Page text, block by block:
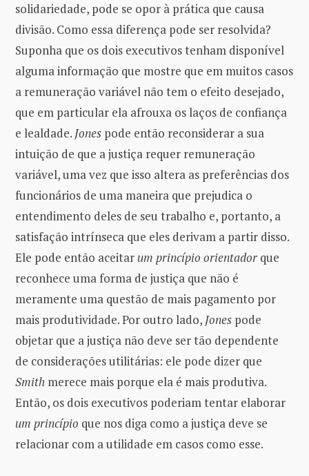
solidariedade, pode se opor à prática que causa
divisão. Como essa diferença pode ser resolvida?
Suponha que os dois executivos tenham disponível
alguma informação que mostre que em muitos casos
a remuneração variável não tem o efeito desejado,
que em particular ela afrouxa os laços de confiança
e lealdade. Jones pode então reconsiderar a sua
intuição de que a justiça requer remuneração
variável, uma vez que isso altera as preferências dos
funcionários de uma maneira que prejudica o
entendimento deles de seu trabalho e, portanto, a
satisfação intrínseca que eles derivam a partir disso.
Ele pode então aceitar um princípio orientador que
reconhece uma forma de justiça que não é
meramente uma questão de mais pagamento por
mais produtividade. Por outro lado, Jones pode
objetar que a justiça não deve ser tão dependente
de considerações utilitárias: ele pode dizer que
Smith merece mais porque ela é mais produtiva.
Então, os dois executivos poderiam tentar elaborar
um princípio que nos diga como a justiça deve se
relacionar com a utilidade em casos como esse.